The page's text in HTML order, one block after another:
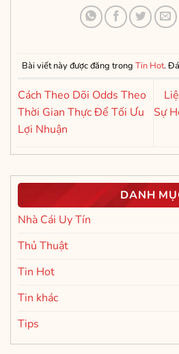
Bài viết này được đăng trong Tin Hot.
Cách Theo Dõi Odds Theo
Thời Gian Thực Để Tối Ưu
Lợi Nhuận
Sự
DANH
Nhà Cái Uy Tín
Thủ Thuật
Tin Hot
Tin khác
Tips